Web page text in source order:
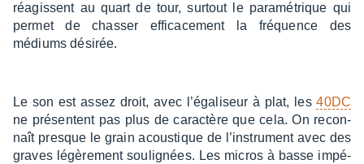
réagissent au quart de tour, surtout le para­mé­trique qui
permet de chas­ser effi­ca­ce­ment la fréquence des
médiums dési­rée.
Le son est assez droit, avec l’éga­li­seur à plat, les40DC
ne présentent pas plus de carac­tère que cela. On recon­
naît presque le grain acous­tique de l’ins­tru­ment avec des
graves légè­re­ment souli­gnées. Les micros à basse impé­